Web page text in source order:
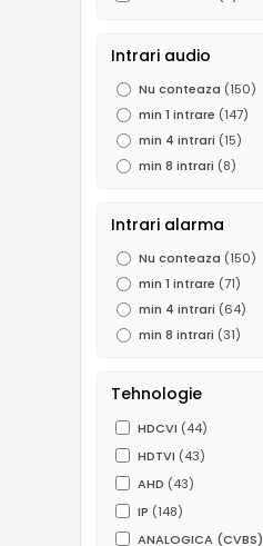
Intrari audio
Nu conteaza (150)
min 1 intrare (147)
min 4 intrari (15)
min 8 intrari (8)
Intrari alarma
Nu conteaza (150)
min 1 intrare (71)
min 4 intrari (64)
min 8 intrari (31)
Tehnologie
HDCVI (44)
HDTVI (43)
AHD (43)
IP (148)
ANALOGICA (CVBS)